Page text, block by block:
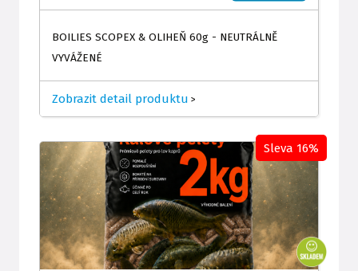
BOILIES SCOPEX & OLIHEŇ 60g - NEUTRÁLNĚ
VYVÁŽENÉ
Zobrazit detail produktu >
Sleva 16%